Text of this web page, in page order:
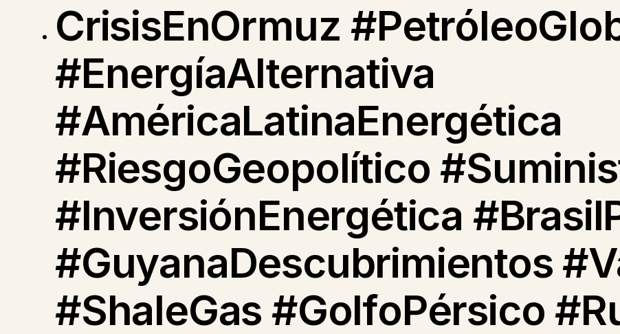
CrisisEnOrmuz
#EnergíaAlternativa
#AméricaLatinaEnergética
#RiesgoGeopolítico
#InversiónEnergética
#GuyanaDescubrimientos
#ShaleGas #GolfoPérsico